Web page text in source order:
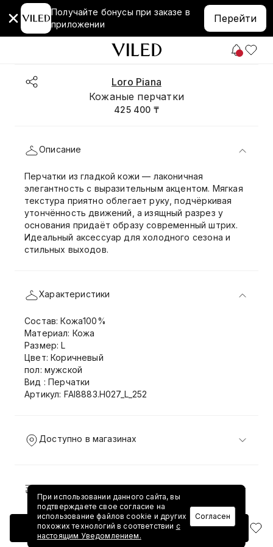
Получайте бонусы при заказе в
приложении
Перейти
Loro Piana
Кожаные перчатки
425 400 ₸
Добавить в корзину
Описание
Перчатки из гладкой кожи — лаконичная
элегантность с выразительным акцентом. Мягкая
текстура приятно облегает руку, подчёркивая
утончённость движений, а изящный разрез у
основания придаёт образу современный штрих.
Идеальный аксессуар для холодного сезона и
стильных выходов.
Характеристики
Состав: Кожа100%
Материал: Кожа
Размер: L
Цвет: Коричневый
пол: мужской
Вид : Перчатки
Артикул: FAI8883.H027_L_252
Доступно в магазинах
Доставка и возврат
При использовании данного сайта, вы
подтверждаете свое согласие на
использование файлов cookie и других
похожих технологий в соответствии с
настоящим Уведомлением.
Согласен